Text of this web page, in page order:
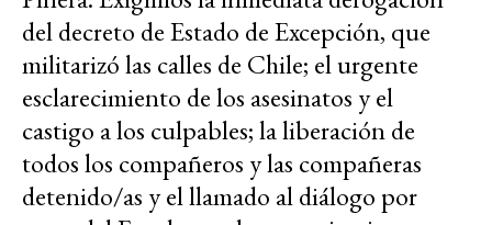
del decreto de Estado de Excepción, que
militarizó las calles de Chile; el urgente
esclarecimiento de los asesinatos y el
castigo a los culpables; la liberación de
todos los compañeros y las compañeras
detenido/as y el llamado al diálogo por